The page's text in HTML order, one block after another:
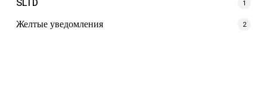
1
Желтые уведомления 2